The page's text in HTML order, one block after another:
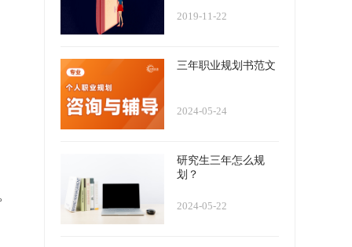
2019-11-22
三年职业规划书范文
2024-05-24
研究生三年怎么规
划？
2024-05-22